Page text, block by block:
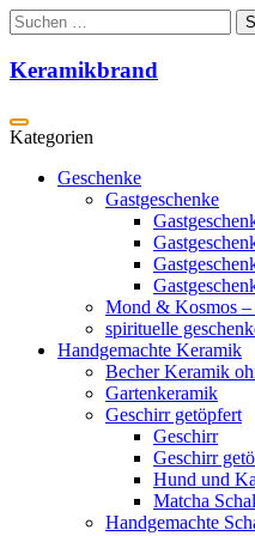
Zum
Inhalt
springen
Suchen
nach:
Keramikbrand
Geschenke
Gastgeschenke
Mond & Kosmos –
spirituelle
Handgemachte Keramik
Becher Keramik
Gartenkeramik
Geschirr getöpfert
Geschirr
Geschirr
Hund und
Matcha
Handgemachte